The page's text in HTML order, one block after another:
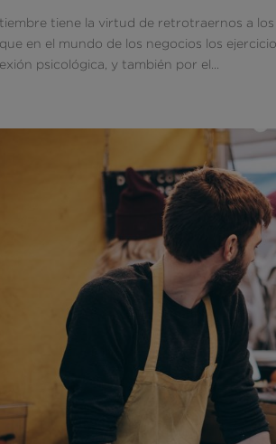
tiene la virtud de retrotraernos a
en el mundo de los negocios los
psicológica, y también por el...